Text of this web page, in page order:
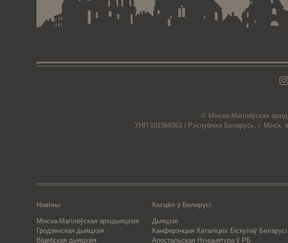
© Мiнска-Магiлёўская
УНП 101568363 / Рэспубліка Беларусь, г. Мінск,
Навіны
Мінска-Магілёўская архідыяцэзія
Гродзенская дыяцэзія
Віцебская дыяцэзія
Касцёл у Беларусі
Дыяцэзіі
Канферэнцыя Каталіцкіх Біскупаў Беларусі
Апостальская Нунцыятура ў РБ